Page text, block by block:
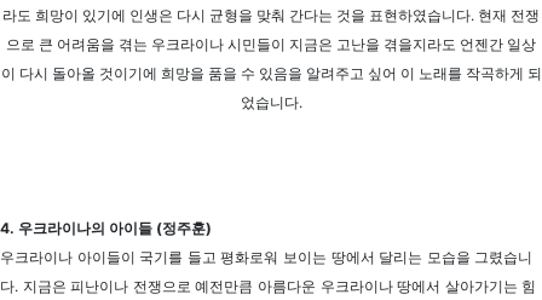
라도 희망이 있기에 인생은 다시 균형을 맞춰 간다는 것을 표현하였습니다. 현재 전쟁
으로 큰 어려움을 겪는 우크라이나 시민들이 지금은 고난을 겪을지라도 언젠간 일상
이 다시 돌아올 것이기에 희망을 품을 수 있음을 알려주고 싶어 이 노래를 작곡하게 되
었습니다.
4. 우크라이나의 아이들 (정주훈)
우크라이나 아이들이 국기를 들고 평화로워 보이는 땅에서 달리는 모습을 그렸습니
다. 지금은 피난이나 전쟁으로 예전만큼 아름다운 우크라이나 땅에서 살아가기는 힘